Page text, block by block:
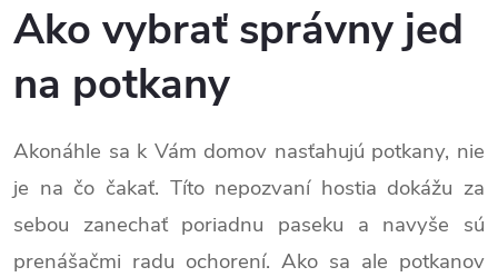
Ako vybrať správny jed
na potkany
Akonáhle sa k Vám domov nasťahujú potkany, nie
je na čo čakať. Títo nepozvaní hostia dokážu za
sebou zanechať poriadnu paseku a navyše sú
prenášačmi radu ochorení. Ako sa ale potkanov